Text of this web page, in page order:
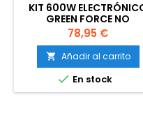
KIT 600W
GREEN FORCE NO
REGULABLE
Precio
78,95 €
 Añadir al carrito
 En stock